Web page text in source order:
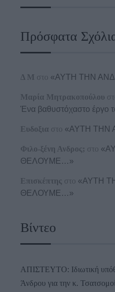
Πρόσφατα
Δ Μ στο «ΑΥΤΗ ΤΗΝ
Μαρία Μητρακοπούλου
Ένα βαθυστόχαστο έργο
Ευδοξια στο «ΑΥΤΗ ΤΗΝ
Φιλο-ξένη Ανδρος; στο
ΘΕΛΟΥΜΕ…»
Επισκέπτης στο «ΑΥΤΗ
ΘΕΛΟΥΜΕ…»
Βίντεο
ΑΠΙΣΤΕΥΤΟ: Ιδιωτική
Άνδρου για την κ.